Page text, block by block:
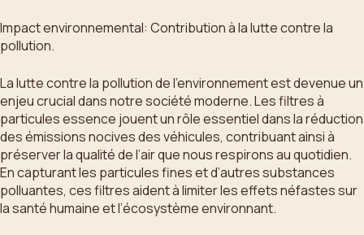
Impact environnemental: Contribution à la lutte contre la
pollution.
La lutte contre la pollution de l’environnement est devenue un
enjeu crucial dans notre société moderne. Les filtres à
particules essence jouent un rôle essentiel dans la réduction
des émissions nocives des véhicules, contribuant ainsi à
préserver la qualité de l’air que nous respirons au quotidien.
En capturant les particules fines et d’autres substances
polluantes, ces filtres aident à limiter les effets néfastes sur
la santé humaine et l’écosystème environnant.